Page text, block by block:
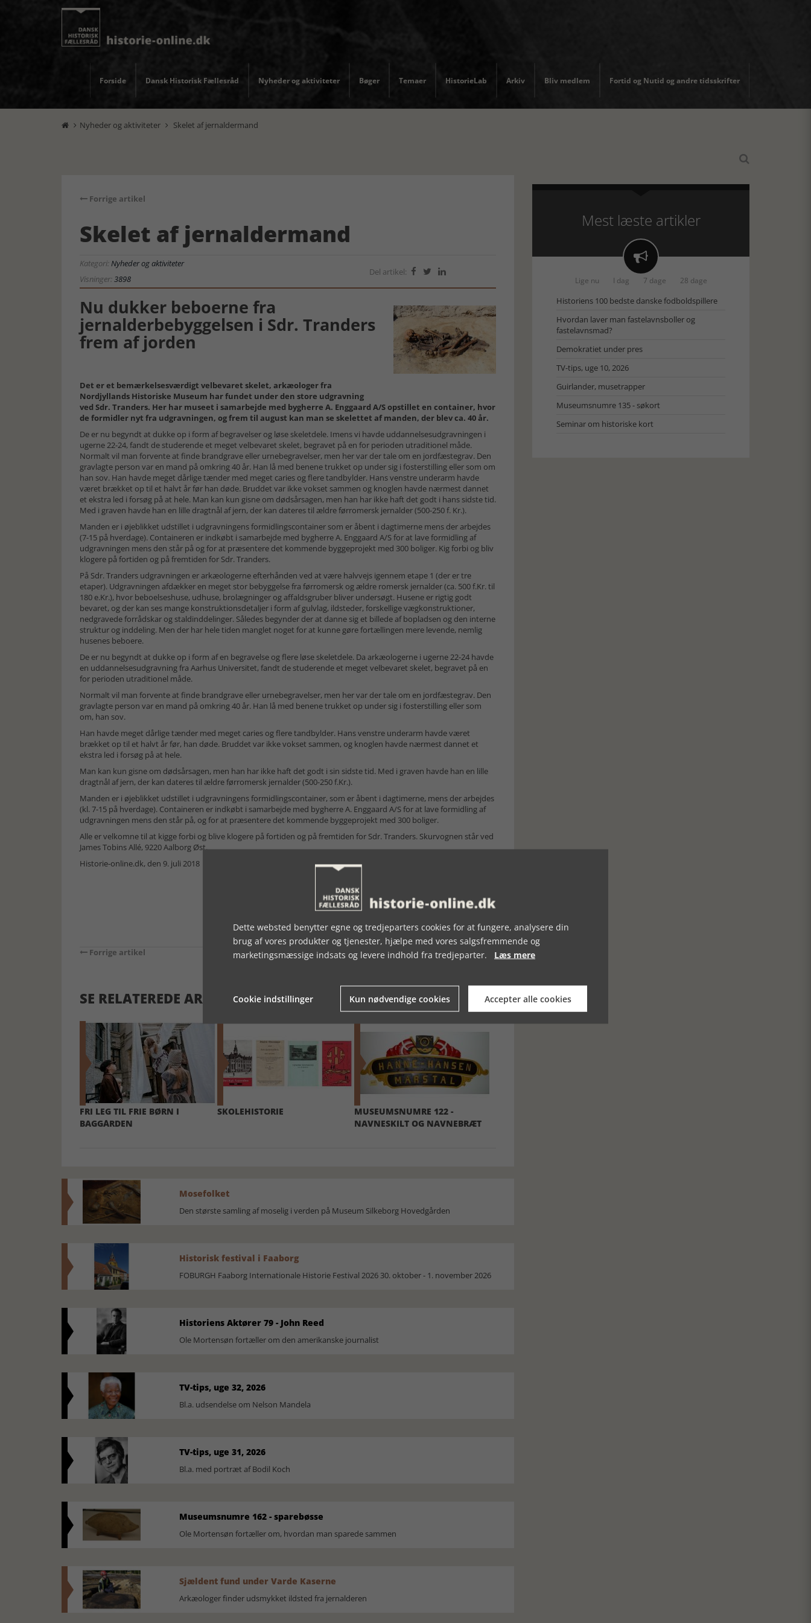
Forside Dansk Historisk Fællesråd Nyheder og aktiviteter Bøger Temaer HistorieLab Arkiv Bliv medlem Fortid og Nutid og andre tidsskrifter
 Nyheder og aktiviteter  Skelet af jernaldermand

Forrige artikel
Skelet af jernaldermand
Kategori:Nyheder og aktiviteter
Visninger:3898
Del artikel:   
Nu dukker beboerne fra
jernalderbebyggelsen i Sdr. Tranders
frem af jorden
Det er et bemærkelsesværdigt velbevaret skelet, arkæologer fra
Nordjyllands Historiske Museum har fundet under den store udgravning
ved Sdr. Tranders. Her har museet i samarbejde med bygherre A. Enggaard A/S opstillet en container, hvor
de formidler nyt fra udgravningen, og frem til august kan man se skelettet af manden, der blev ca. 40 år.
De er nu begyndt at dukke op i form af begravelser og løse skeletdele. Imens vi havde uddannelsesudgravningen i
ugerne 22-24, fandt de studerende et meget velbevaret skelet, begravet på en for perioden utraditionel måde.
Normalt vil man forvente at finde brandgrave eller urnebegravelser, men her var der tale om en jordfæstegrav. Den
gravlagte person var en mand på omkring 40 år. Han lå med benene trukket op under sig i fosterstilling eller som om
han sov. Han havde meget dårlige tænder med meget caries og flere tandbylder. Hans venstre underarm havde
været brækket op til et halvt år før han døde. Bruddet var ikke vokset sammen og knoglen havde nærmest dannet
et ekstra led i forsøg på at hele. Man kan kun gisne om dødsårsagen, men han har ikke haft det godt i hans sidste tid.
Med i graven havde han en lille dragtnål af jern, der kan dateres til ældre førromersk jernalder (500-250 f. Kr.).
Manden er i øjeblikket udstillet i udgravningens formidlingscontainer som er åbent i dagtimerne mens der arbejdes
(7-15 på hverdage). Containeren er indkøbt i samarbejde med bygherre A. Enggaard A/S for at lave formidling af
udgravningen mens den står på og for at præsentere det kommende byggeprojekt med 300 boliger. Kig forbi og bliv
klogere på fortiden og på fremtiden for Sdr. Tranders.
På Sdr. Tranders udgravningen er arkæologerne efterhånden ved at være halvvejs igennem etape 1 (der er tre
etaper). Udgravningen afdækker en meget stor bebyggelse fra førromersk og ældre romersk jernalder (ca. 500 f.Kr. til
180 e.Kr.), hvor beboelseshuse, udhuse, brolægninger og affaldsgruber bliver undersøgt. Husene er rigtig godt
bevaret, og der kan ses mange konstruktionsdetaljer i form af gulvlag, ildsteder, forskellige vægkonstruktioner,
nedgravede forrådskar og staldinddelinger. Således begynder der at danne sig et billede af bopladsen og den interne
struktur og inddeling. Men der har hele tiden manglet noget for at kunne gøre fortællingen mere levende, nemlig
husenes beboere.
De er nu begyndt at dukke op i form af en begravelse og flere løse skeletdele. Da arkæologerne i ugerne 22-24 havde
en uddannelsesudgravning fra Aarhus Universitet, fandt de studerende et meget velbevaret skelet, begravet på en
for perioden utraditionel måde.
Normalt vil man forvente at finde brandgrave eller urnebegravelser, men her var der tale om en jordfæstegrav. Den
gravlagte person var en mand på omkring 40 år. Han lå med benene trukket op under sig i fosterstilling eller som
om, han sov.
Han havde meget dårlige tænder med meget caries og flere tandbylder. Hans venstre underarm havde været
brækket op til et halvt år før, han døde. Bruddet var ikke vokset sammen, og knoglen havde nærmest dannet et
ekstra led i forsøg på at hele.
Man kan kun gisne om dødsårsagen, men han har ikke haft det godt i sin sidste tid. Med i graven havde han en lille
dragtnål af jern, der kan dateres til ældre førromersk jernalder (500-250 f.Kr.).
Manden er i øjeblikket udstillet i udgravningens formidlingscontainer, som er åbent i dagtimerne, mens der arbejdes
(kl. 7-15 på hverdage). Containeren er indkøbt i samarbejde med bygherre A. Enggaard A/S for at lave formidling af
udgravningen mens den står på, og for at præsentere det kommende byggeprojekt med 300 boliger.
Alle er velkomne til at kigge forbi og blive klogere på fortiden og på fremtiden for Sdr. Tranders. Skurvognen står ved
James Tobins Allé, 9220 Aalborg Øst.
Historie-online.dk, den 9. juli 2018
Forrige artikel
SE RELATEREDE ARTIKLER
FRI LEG TIL FRIE BØRN I
BAGGÅRDEN
SKOLEHISTORIE
MUSEUMSNUMRE 122 -
NAVNESKILT OG NAVNEBRÆT
Mosefolket
Den største samling af moselig i verden på Museum Silkeborg Hovedgården
Historisk festival i Faaborg
FOBURGH Faaborg Internationale Historie Festival 2026 30. oktober - 1. november 2026
Historiens Aktører 79 - John Reed
Ole Mortensøn fortæller om den amerikanske journalist
TV-tips, uge 32, 2026
Bl.a. udsendelse om Nelson Mandela
TV-tips, uge 31, 2026
Bl.a. med portræt af Bodil Koch
Museumsnumre 162 - sparebøsse
Ole Mortensøn fortæller om, hvordan man sparede sammen
Sjældent fund under Varde Kaserne
Arkæologer finder udsmykket ildsted fra jernalderen
Mest læste artikler

Lige nu I dag 7 dage 28 dage
Historiens 100 bedste danske fodboldspillere
Hvordan laver man fastelavnsboller og
fastelavnsmad?
Demokratiet under pres
TV-tips, uge 10, 2026
Guirlander, musetrapper
Museumsnumre 135 - søkort
Seminar om historiske kort
Dette websted benytter egne og tredjeparters cookies for at fungere, analysere din
brug af vores produkter og tjenester, hjælpe med vores salgsfremmende og
marketingsmæssige indsats og levere indhold fra tredjeparter. Læs mere
Cookie indstillinger Kun nødvendige cookies Accepter alle cookies